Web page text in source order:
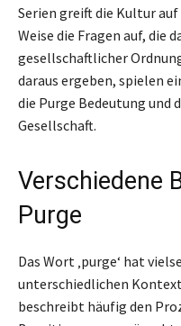
Serien greift die Kultur
Weise die Fragen auf, die
gesellschaftlicher
daraus ergeben, spielen
die Purge Bedeutung und
Gesellschaft.
Verschiedene
Purge
Das Wort ‚purge‘ hat
unterschiedlichen
beschreibt häufig den